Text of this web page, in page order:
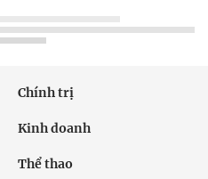
Chính trị
Kinh doanh
Thể thao